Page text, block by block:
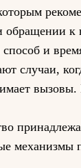
обращении к
и
случаи,
механизмы